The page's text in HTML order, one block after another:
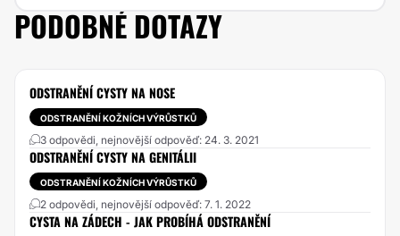
PODOBNÉ DOTAZY
ODSTRANĚNÍ CYSTY NA NOSE
ODSTRANĚNÍ KOŽNÍCH VÝRŮSTKŮ
3 odpovědi, nejnovější odpověď: 24. 3. 2021
ODSTRANĚNÍ CYSTY NA GENITÁLII
ODSTRANĚNÍ KOŽNÍCH VÝRŮSTKŮ
2 odpovědi, nejnovější odpověď: 7. 1. 2022
CYSTA NA ZÁDECH - JAK PROBÍHÁ ODSTRANĚNÍ